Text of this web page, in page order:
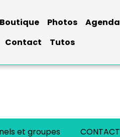
Boutique Photos
Agenda
Contact
Tutos
et groupes CONTACT